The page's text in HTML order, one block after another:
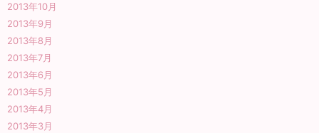
2013年10月
2013年9月
2013年8月
2013年7月
2013年6月
2013年5月
2013年4月
2013年3月